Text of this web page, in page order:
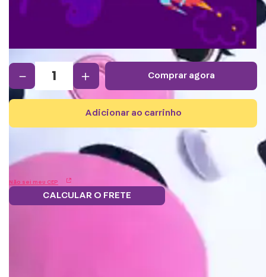
＋
－ comprar agora
adicionar ao carrinho
Não sei meu CEP
CALCULAR O FRETE